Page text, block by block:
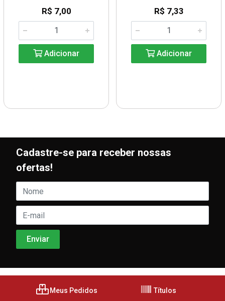
R$ 7,00
Adicionar
R$ 7,33
Adicionar
Cadastre-se para receber nossas
ofertas!
Meus Pedidos Títulos